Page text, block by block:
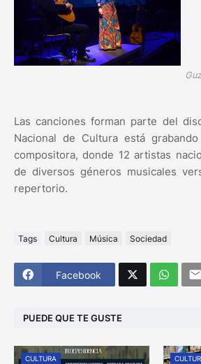
Las canciones forman parte del
Nacional de Cultura está
compositora, donde 12 artistas
de diversos géneros musicales
repertorio.
Tags Cultura Música Sociedad
Facebook
PUEDE QUE TE GUSTE
CULTURA